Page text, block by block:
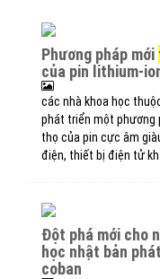
phương pháp mới
của pin lithium-
các nhà khoa học
phát triển một phương
thọ của pin cực âm
điện, thiết bị điện tử
đột phá mới cho năng lượng xanh, các nhà hóa
học nhật bản
coban